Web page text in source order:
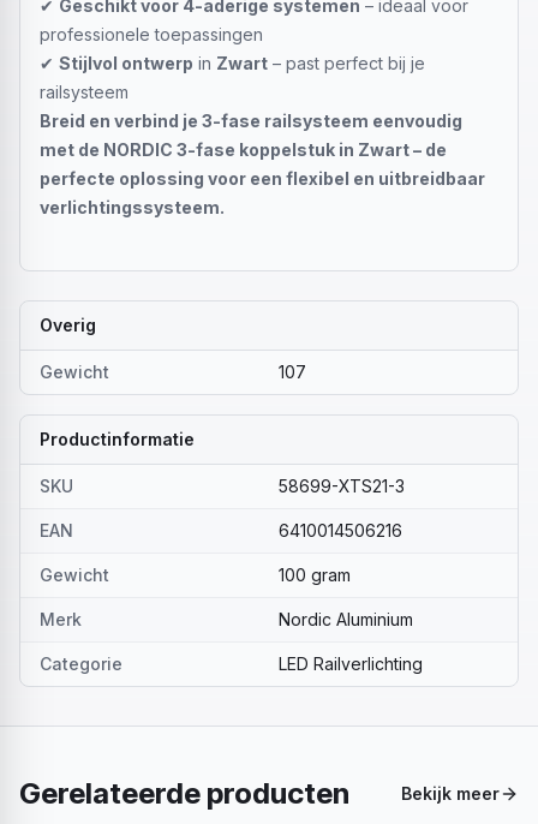
✔ Geschikt voor 4-aderige systemen – ideaal voor
professionele toepassingen
✔ Stijlvol ontwerp in Zwart – past perfect bij je
railsysteem
Breid en verbind je 3-fase railsysteem eenvoudig
met de NORDIC 3-fase koppelstuk in Zwart – de
perfecte oplossing voor een flexibel en uitbreidbaar
verlichtingssysteem.
Overig
Gewicht 107
Productinformatie
SKU 58699-XTS21-3
EAN 6410014506216
Gewicht 100 gram
Merk Nordic Aluminium
Categorie LED Railverlichting
Gerelateerde producten Bekijk meer